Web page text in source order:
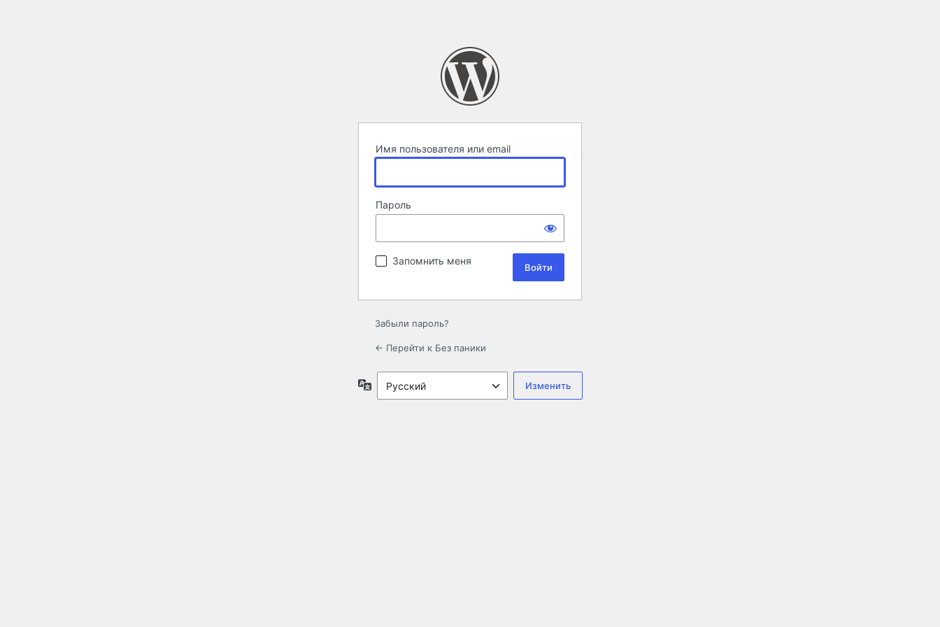
Имя пользователя или email
Пароль
Запомнить меня
Забыли пароль?
← Перейти к Без паники
Язык